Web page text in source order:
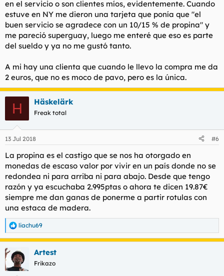
en el servicio o son clientes míos, evidentemente. Cuando
estuve en NY me dieron una tarjeta que ponía que "el
buen servicio se agradece con un 10/15 % de propina" y
me pareció superguay, luego me enteré que eso es parte
del sueldo y ya no me gustó tanto.
A mi hay una clienta que cuando le llevo la compra me da
2 euros, que no es moco de pavo, pero es la única.
H Häskelärk
Freak total
13 Jul 2018 #6
La propina es el castigo que se nos ha otorgado en
monedas de escaso valor por vivir en un país donde no se
redondea ni para arriba ni para abajo. Desde que tengo
razón y ya escuchaba 2.995ptas o ahora te dicen 19.87€
siempre me dan ganas de ponerme a partir rotulas con
una estaca de madera.
R
e
a
c
c
i
liachu69
Artest
Frikazo